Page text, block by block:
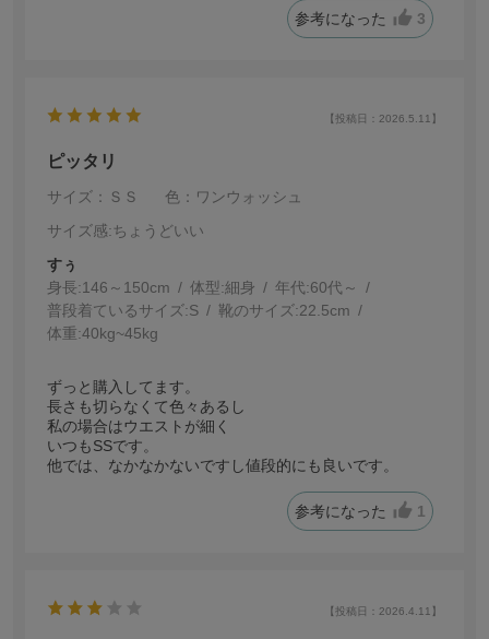
参考になった 3
【投稿日：2026.5.11】
ピッタリ
サイズ：ＳＳ
色：ワンウォッシュ
サイズ感:ちょうどいい
すぅ
身長:146～150cm 体型:細身 年代:60代～
普段着ているサイズ:S 靴のサイズ:22.5cm
体重:40kg~45kg
ずっと購入してます。
長さも切らなくて色々あるし
私の場合はウエストが細く
いつもSSです。
他では、なかなかないですし値段的にも良いです。
参考になった 1
【投稿日：2026.4.11】